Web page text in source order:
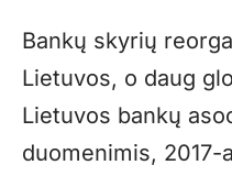
Bankų skyrių
Lietuvos, o daug
Lietuvos bankų
duomenimis,